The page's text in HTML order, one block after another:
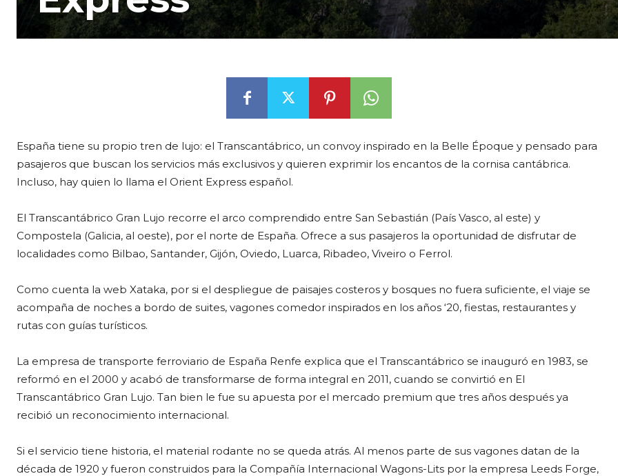
España tiene su propio tren de lujo: el Transcantábrico, un convoy inspirado en la Belle Époque y pensado para
pasajeros que buscan los servicios más exclusivos y quieren exprimir los encantos de la cornisa cantábrica.
Incluso, hay quien lo llama el Orient Express español.
El Transcantábrico Gran Lujo recorre el arco comprendido entre San Sebastián (País Vasco, al este) y
Compostela (Galicia, al oeste), por el norte de España. Ofrece a sus pasajeros la oportunidad de disfrutar de
localidades como Bilbao, Santander, Gijón, Oviedo, Luarca, Ribadeo, Viveiro o Ferrol.
Como cuenta la web Xataka, por si el despliegue de paisajes costeros y bosques no fuera suficiente, el viaje se
acompaña de noches a bordo de suites, vagones comedor inspirados en los años ‘20, fiestas, restaurantes y
rutas con guías turísticos.
La empresa de transporte ferroviario de España Renfe explica que el Transcantábrico se inauguró en 1983, se
reformó en el 2000 y acabó de transformarse de forma integral en 2011, cuando se convirtió en El
Transcantábrico Gran Lujo. Tan bien le fue su apuesta por el mercado premium que tres años después ya
recibió un reconocimiento internacional.
Si el servicio tiene historia, el material rodante no se queda atrás. Al menos parte de sus vagones datan de la
década de 1920 y fueron construidos para la Compañía Internacional Wagons-Lits por la empresa Leeds Forge,